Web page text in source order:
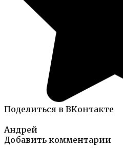
Поделиться в ВКонтакте
Андрей
Добавить комментарии